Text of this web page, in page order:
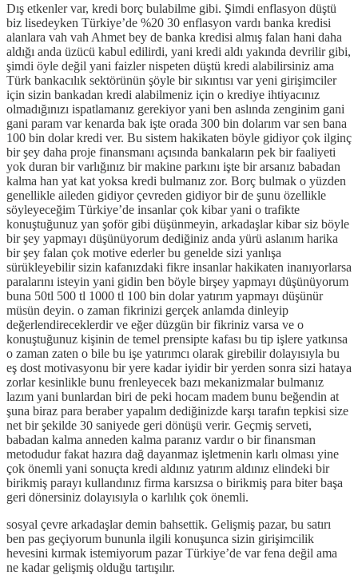
Dış etkenler var, kredi borç bulabilme gibi. Şimdi enflasyon düştü
biz lisedeyken Türkiye’de %20 30 enflasyon vardı banka kredisi
alanlara vah vah Ahmet bey de banka kredisi almış falan hani daha
aldığı anda üzücü kabul edilirdi, yani kredi aldı yakında devrilir gibi,
şimdi öyle değil yani faizler nispeten düştü kredi alabilirsiniz ama
Türk bankacılık sektörünün şöyle bir sıkıntısı var yeni girişimciler
için sizin bankadan kredi alabilmeniz için o krediye ihtiyacınız
olmadığınızı ispatlamanız gerekiyor yani ben aslında zenginim gani
gani param var kenarda bak işte orada 300 bin dolarım var sen bana
100 bin dolar kredi ver. Bu sistem hakikaten böyle gidiyor çok ilginç
bir şey daha proje finansmanı açısında bankaların pek bir faaliyeti
yok duran bir varlığınız bir makine parkını işte bir arsanız babadan
kalma han yat kat yoksa kredi bulmanız zor. Borç bulmak o yüzden
genellikle aileden gidiyor çevreden gidiyor bir de şunu özellikle
söyleyeceğim Türkiye’de insanlar çok kibar yani o trafikte
konuştuğunuz yan şoför gibi düşünmeyin, arkadaşlar kibar siz böyle
bir şey yapmayı düşünüyorum dediğiniz anda yürü aslanım harika
bir şey falan çok motive ederler bu genelde sizi yanlışa
sürükleyebilir sizin kafanızdaki fikre insanlar hakikaten inanıyorlarsa
paralarını isteyin yani gidin ben böyle birşey yapmayı düşünüyorum
buna 50tl 500 tl 1000 tl 100 bin dolar yatırım yapmayı düşünür
müsün deyin. o zaman fikrinizi gerçek anlamda dinleyip
değerlendireceklerdir ve eğer düzgün bir fikriniz varsa ve o
konuştuğunuz kişinin de temel prensipte kafası bu tip işlere yatkınsa
o zaman zaten o bile bu işe yatırımcı olarak girebilir dolayısıyla bu
eş dost motivasyonu bir yere kadar iyidir bir yerden sonra sizi hataya
zorlar kesinlikle bunu frenleyecek bazı mekanizmalar bulmanız
lazım yani bunlardan biri de peki hocam madem bunu beğendin at
şuna biraz para beraber yapalım dediğinizde karşı tarafın tepkisi size
net bir şekilde 30 saniyede geri dönüşü verir. Geçmiş serveti,
babadan kalma anneden kalma paranız vardır o bir finansman
metodudur fakat hazıra dağ dayanmaz işletmenin karlı olması yine
çok önemli yani sonuçta kredi aldınız yatırım aldınız elindeki bir
birikmiş parayı kullandınız firma karsızsa o birikmiş para biter başa
geri dönersiniz dolayısıyla o karlılık çok önemli.
sosyal çevre arkadaşlar demin bahsettik. Gelişmiş pazar, bu satırı
ben pas geçiyorum bununla ilgili konuşunca sizin girişimcilik
hevesini kırmak istemiyorum pazar Türkiye’de var fena değil ama
ne kadar gelişmiş olduğu tartışılır.